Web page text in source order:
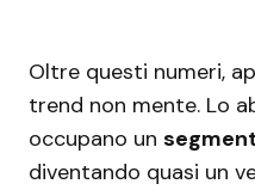
Oltre questi numeri,
trend non mente. Lo
occupano un
diventando quasi un